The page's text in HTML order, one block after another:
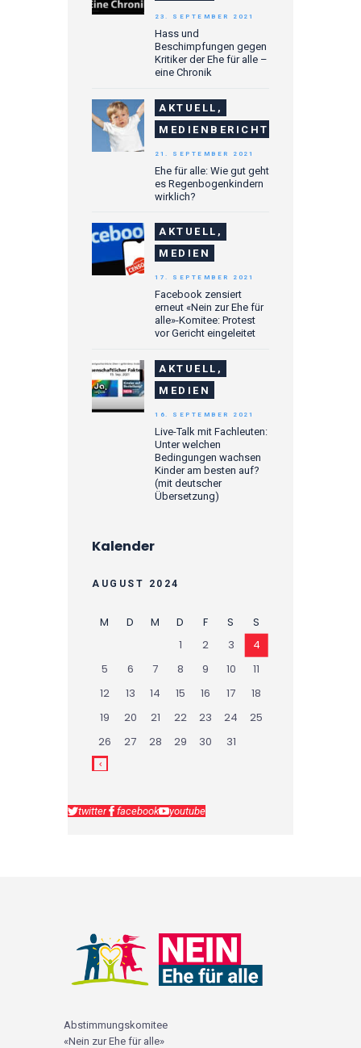
Hass und
Beschimpfungen gegen
Kritiker der Ehe für alle –
eine Chronik
23. SEPTEMBER 2021
AKTUELL,
MEDIENBERICHTE
Ehe für alle: Wie gut geht
es Regenbogenkindern
wirklich?
21. SEPTEMBER 2021
AKTUELL,
MEDIEN
Facebook zensiert
erneut «Nein zur Ehe für
alle»-Komitee: Protest
vor Gericht eingeleitet
17. SEPTEMBER 2021
AKTUELL,
MEDIEN
Live-Talk mit Fachleuten:
Unter welchen
Bedingungen wachsen
Kinder am besten auf?
(mit deutscher
Übersetzung)
16. SEPTEMBER 2021
Kalender
AUGUST 2024
M D M D F S
S
1
2 3
4
5
6 7 8 9 10
11
12
13 14 15 16 17
18
19
20 21 22 23 24
25
26
27 28 29 30 31
twitter facebook youtube
Abstimmungskomitee
«Nein zur Ehe für alle»